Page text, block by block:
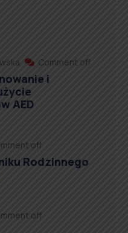
Comment off
i
AED
off
Rodzinnego
off